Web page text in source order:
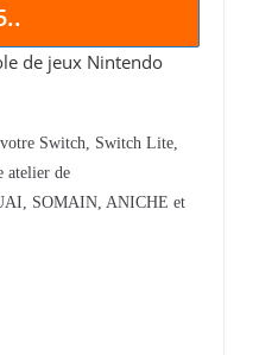
de jeux Nintendo
Switch, Switch Lite,
atelier de
SOMAIN, ANICHE et